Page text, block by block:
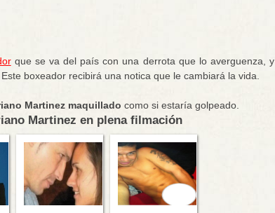
que se va del país con una derrota que lo averguenza, y
boxeador recibirá una notica que le cambiará la vida.
Martinez maquillado como si estaría golpeado.
Martinez en plena filmación